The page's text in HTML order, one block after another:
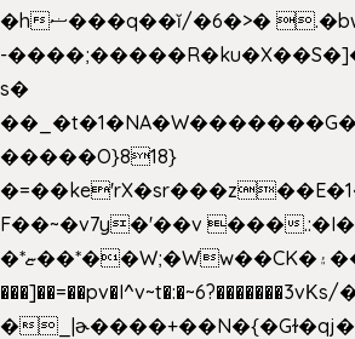
�hޟ���q��ĭ/�6�>� .�bwN�ϫˋ��'��W'
-
s�
�����O}818}
F��~�v7y�'��v ���
�*ޏ��*��W;�Ww��CK�۽�� �_��G?
�